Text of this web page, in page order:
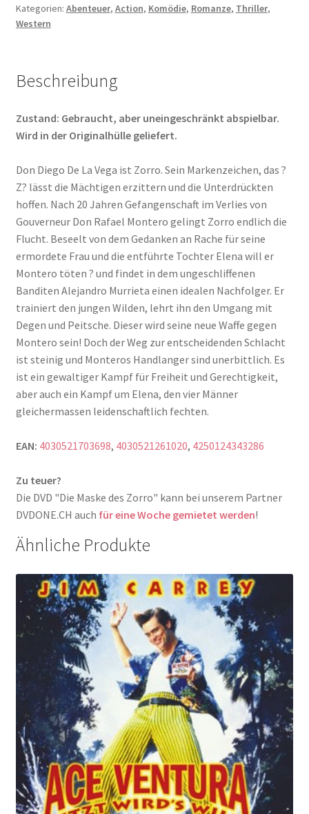
Kategorien: Abenteuer, Action, Komödie, Romanze, Thriller,
Western
Beschreibung
Zustand: Gebraucht, aber uneingeschränkt abspielbar.
Wird in der Originalhülle geliefert.
Don Diego De La Vega ist Zorro. Sein Markenzeichen, das ?
Z? lässt die Mächtigen erzittern und die Unterdrückten
hoffen. Nach 20 Jahren Gefangenschaft im Verlies von
Gouverneur Don Rafael Montero gelingt Zorro endlich die
Flucht. Beseelt von dem Gedanken an Rache für seine
ermordete Frau und die entführte Tochter Elena will er
Montero töten ? und findet in dem ungeschliffenen
Banditen Alejandro Murrieta einen idealen Nachfolger. Er
trainiert den jungen Wilden, lehrt ihn den Umgang mit
Degen und Peitsche. Dieser wird seine neue Waffe gegen
Montero sein! Doch der Weg zur entscheidenden Schlacht
ist steinig und Monteros Handlanger sind unerbittlich. Es
ist ein gewaltiger Kampf für Freiheit und Gerechtigkeit,
aber auch ein Kampf um Elena, den vier Männer
gleichermassen leidenschaftlich fechten.
EAN: 4030521703698, 4030521261020, 4250124343286
Zu teuer?
Die DVD "Die Maske des Zorro" kann bei unserem Partner
DVDONE.CH auch für eine Woche gemietet werden!
Ähnliche Produkte